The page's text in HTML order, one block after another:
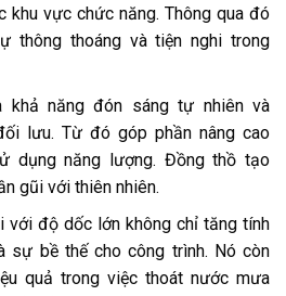
khu vực chức năng. Thông qua đó
thông thoáng và tiện nghi trong
khả năng đón sáng tự nhiên và
lưu. Từ đó góp phần nâng cao
dụng năng lượng. Đồng thồ tạo
gũi với thiên nhiên.
với độ dốc lớn không chỉ tăng tính
sự bề thế cho công trình. Nó còn
quả trong việc thoát nước mưa